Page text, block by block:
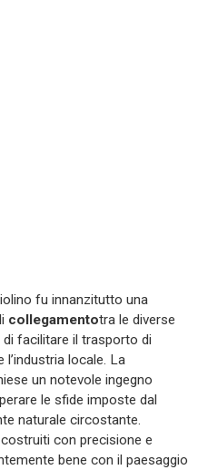
fu innanzitutto una
collegamentotra le diverse
di facilitare il trasporto di
l’industria locale. La
un notevole ingegno
le sfide imposte dal
naturale circostante.
con precisione e
bene con il paesaggio